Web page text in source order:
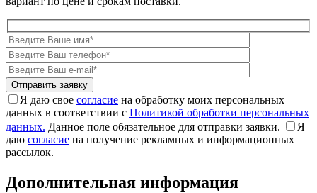
Я даю свое согласие на обработку моих персональных
данных в соответствии с Политикой обработки персональных
данных. Данное поле обязательное для отправки заявки.
Я
даю согласие на получение рекламных и информационных
рассылок.
Дополнительная информация